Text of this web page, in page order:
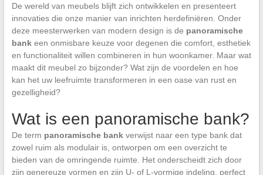
De wereld van meubels blijft zich ontwikkelen en presenteert
innovaties die onze manier van inrichten herdefiniëren. Onder
deze meesterwerken van modern design is de panoramische
bankeen onmisbare keuze voor degenen die comfort, esthetiek
en functionaliteit willen combineren in hun woonkamer. Maar wat
maakt dit meubel zo bijzonder? Wat zijn de voordelen en hoe
kan het uw leefruimte transformeren in een oase van rust en
gezelligheid?
Wat is een panoramische bank?
De term panoramische bankverwijst naar een type bank dat
zowel ruim als modulair is, ontworpen om een overzicht te
bieden van de omringende ruimte. Het onderscheidt zich door
zijn genereuze vormen en zijn U- of L-vormige indeling, perfect